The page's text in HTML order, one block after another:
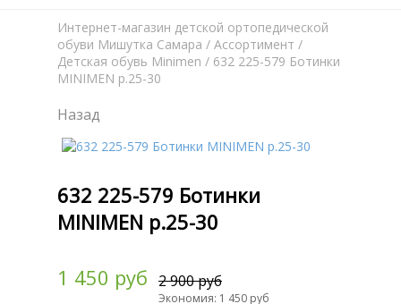
Интернет-магазин детской ортопедической
обуви Мишутка Самара / Aссортимент /
Детская обувь Minimen / 632 225-579 Ботинки
MINIMEN р.25-30
Назад
632 225-579 Ботинки
MINIMEN р.25-30
1 450 руб 2 900 руб
Экономия: 1 450 руб